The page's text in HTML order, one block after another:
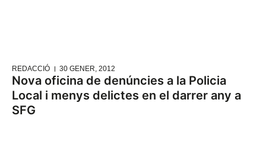
REDACCIÓ 30 GENER, 2012
Nova oficina de denúncies a la Policia
Local i menys delictes en el darrer any a
SFG